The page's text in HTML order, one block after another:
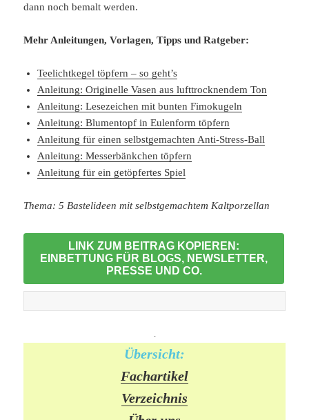
dann noch bemalt werden.
Mehr Anleitungen, Vorlagen, Tipps und Ratgeber:
Teelichtkegel töpfern – so geht’s
Anleitung: Originelle Vasen aus lufttrocknendem Ton
Anleitung: Lesezeichen mit bunten Fimokugeln
Anleitung: Blumentopf in Eulenform töpfern
Anleitung für einen selbstgemachten Anti-Stress-Ball
Anleitung: Messerbänkchen töpfern
Anleitung für ein getöpfertes Spiel
Thema: 5 Bastelideen mit selbstgemachtem Kaltporzellan
LINK ZUM BEITRAG KOPIEREN:
EINBETTUNG FÜR BLOGS, NEWSLETTER,
PRESSE UND CO.
-
Übersicht:
Fachartikel
Verzeichnis